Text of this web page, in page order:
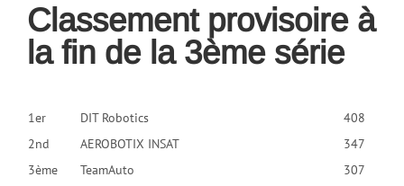
Classement provisoire à
la fin de la 3ème série
1er DIT Robotics
408
2nd
AEROBOTIX INSAT
347
3ème
TeamAuto
307